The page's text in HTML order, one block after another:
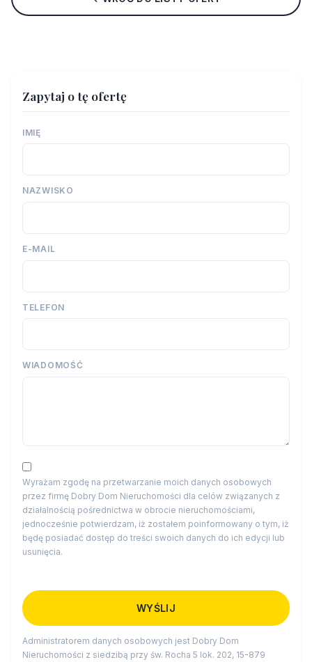
Zapytaj o tę ofertę
IMIĘ
NAZWISKO
E-MAIL
TELEFON
WIADOMOŚĆ
Wyrażam zgodę na przetwarzanie moich danych osobowych
przez firmę Dobry Dom Nieruchomości dla celów związanych z
działalnością pośrednictwa w obrocie nieruchomościami,
jednocześnie potwierdzam, iż zostałem poinformowany o tym, iż
będę posiadać dostęp do treści swoich danych do ich edycji lub
usunięcia.
Administratorem danych osobowych jest Dobry Dom
Nieruchomości z siedzibą przy św. Rocha 5 lok. 202, 15-879